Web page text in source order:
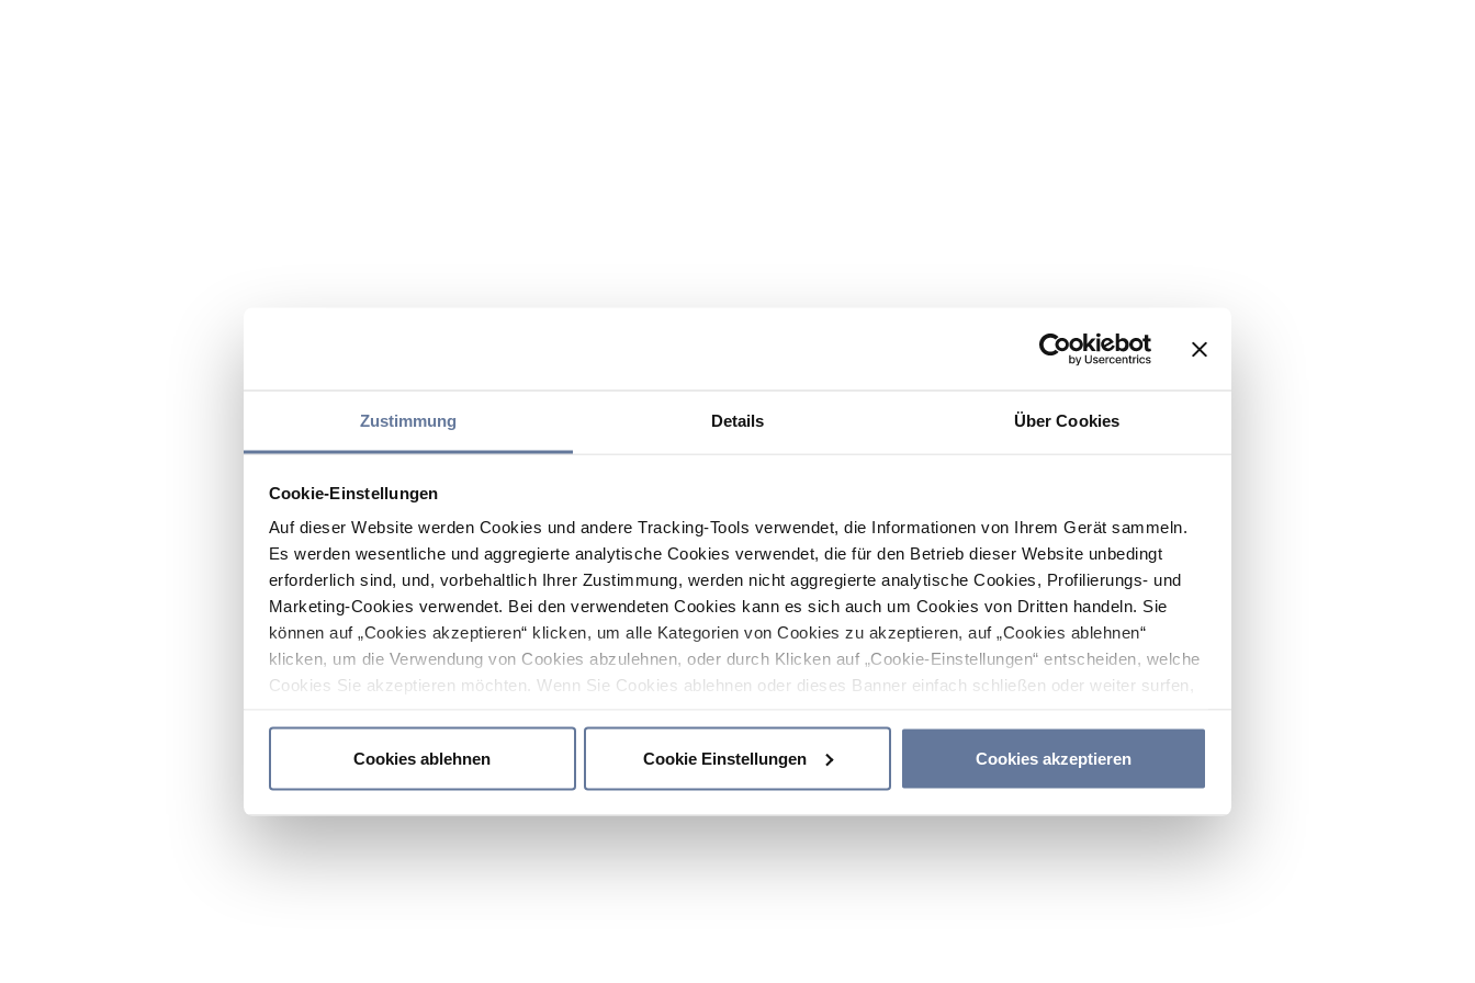
Zustimmung Details Über Cookies
Cookie-Einstellungen
Auf dieser Website werden Cookies und andere Tracking-Tools verwendet, die Informationen von Ihrem Gerät sammeln.
Es werden wesentliche und aggregierte analytische Cookies verwendet, die für den Betrieb dieser Website unbedingt
erforderlich sind, und, vorbehaltlich Ihrer Zustimmung, werden nicht aggregierte analytische Cookies, Profilierungs- und
Marketing-Cookies verwendet. Bei den verwendeten Cookies kann es sich auch um Cookies von Dritten handeln. Sie
können auf „Cookies akzeptieren“ klicken, um alle Kategorien von Cookies zu akzeptieren, auf „Cookies ablehnen“
klicken, um die Verwendung von Cookies abzulehnen, oder durch Klicken auf „Cookie-Einstellungen“ entscheiden, welche
Cookies Sie akzeptieren möchten. Wenn Sie Cookies ablehnen oder dieses Banner einfach schließen oder weiter surfen,
Cookies ablehnen
Cookie Einstellungen Cookies akzeptieren